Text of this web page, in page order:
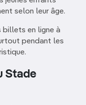
selon leur âge.
billets en ligne à
pendant les
Stade